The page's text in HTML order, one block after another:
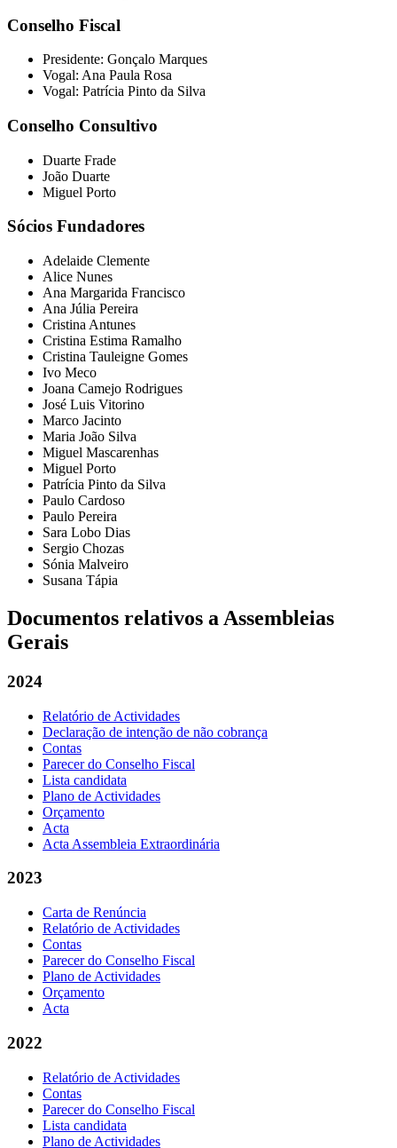
Conselho Fiscal
Presidente: Gonçalo Marques
Vogal: Ana Paula Rosa
Vogal: Patrícia Pinto da Silva
Conselho Consultivo
Duarte Frade
João Duarte
Miguel Porto
Sócios Fundadores
Adelaide Clemente
Alice Nunes
Ana Margarida Francisco
Ana Júlia Pereira
Cristina Antunes
Cristina Estima Ramalho
Cristina Tauleigne Gomes
Ivo Meco
Joana Camejo Rodrigues
José Luis Vitorino
Marco Jacinto
Maria João Silva
Miguel Mascarenhas
Miguel Porto
Patrícia Pinto da Silva
Paulo Cardoso
Paulo Pereira
Sara Lobo Dias
Sergio Chozas
Sónia Malveiro
Susana Tápia
Documentos relativos a Assembleias
Gerais
2024
Relatório de Actividades
Declaração de intenção de não cobrança
Contas
Parecer do Conselho Fiscal
Lista candidata
Plano de Actividades
Orçamento
Acta
Acta Assembleia Extraordinária
2023
Carta de Renúncia
Relatório de Actividades
Contas
Parecer do Conselho Fiscal
Plano de Actividades
Orçamento
Acta
2022
Relatório de Actividades
Contas
Parecer do Conselho Fiscal
Lista candidata
Plano de Actividades